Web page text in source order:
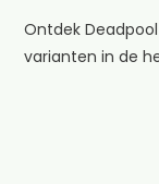
Ontdek
varianten in de